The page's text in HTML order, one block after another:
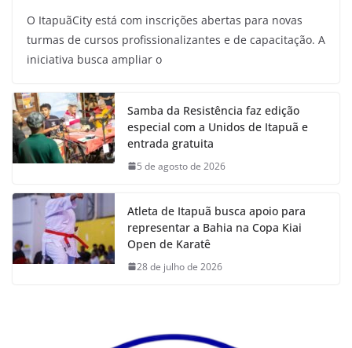
O ItapuãCity está com inscrições abertas para novas
turmas de cursos profissionalizantes e de capacitação. A
iniciativa busca ampliar o
Samba da Resistência faz edição
especial com a Unidos de Itapuã e
entrada gratuita
5 de agosto de 2026
Atleta de Itapuã busca apoio para
representar a Bahia na Copa Kiai
Open de Karatê
28 de julho de 2026